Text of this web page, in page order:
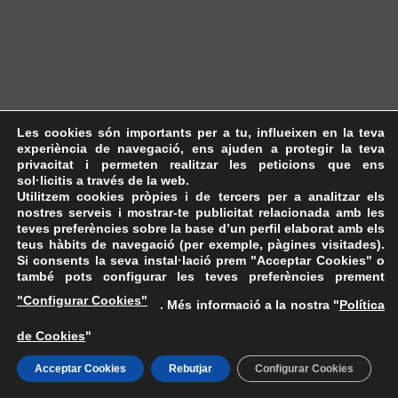
Les cookies són importants per a tu, influeixen en la teva
experiència de navegació, ens ajuden a protegir la teva
privacitat i permeten realitzar les peticions que ens
sol·licitis a través de la web.
Utilitzem cookies pròpies i de tercers per a analitzar els
nostres serveis i mostrar-te publicitat relacionada amb les
teves preferències sobre la base d’un perfil elaborat amb els
teus hàbits de navegació (per exemple, pàgines visitades).
Si consents la seva instal·lació prem "Acceptar Cookies" o
també pots configurar les teves preferències prement
"Configurar Cookies"
. Més informació a la nostra "Política
de Cookies"
Acceptar Cookies Rebutjar Configurar Cookies